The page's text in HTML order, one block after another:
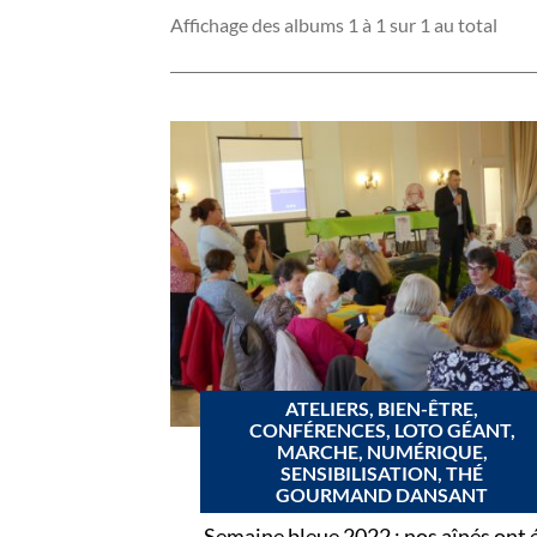
Affichage des albums 1 à 1 sur 1 au total
ATELIERS, BIEN-ÊTRE,
CONFÉRENCES, LOTO GÉANT,
MARCHE, NUMÉRIQUE,
SENSIBILISATION, THÉ
GOURMAND DANSANT